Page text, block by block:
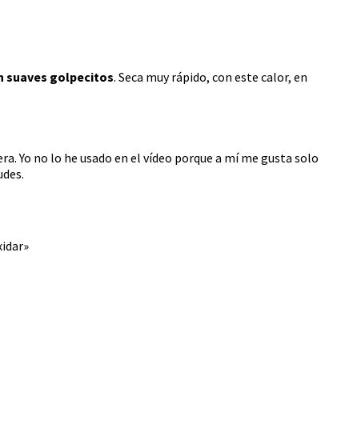
suaves golpecitos. Seca muy rápido, con este calor, en
Yo no lo he usado en el vídeo porque a mí me gusta solo